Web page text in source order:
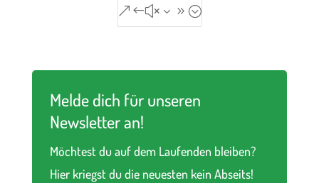
&#x39;
Melde dich für unseren
Newsletter an!
Möchtest du auf dem Laufenden bleiben?
Hier kriegst du die neuesten kein Abseits!